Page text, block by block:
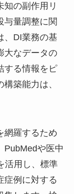
知の副作用リ
与量調整に関
、DI業務の基
大なデータの
する情報をピ
築能力は、
網羅するため
PubMedや医中
活用し、標準
症例に対する